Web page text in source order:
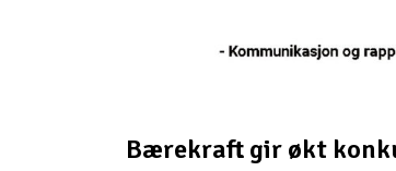
Bærekraft gir økt